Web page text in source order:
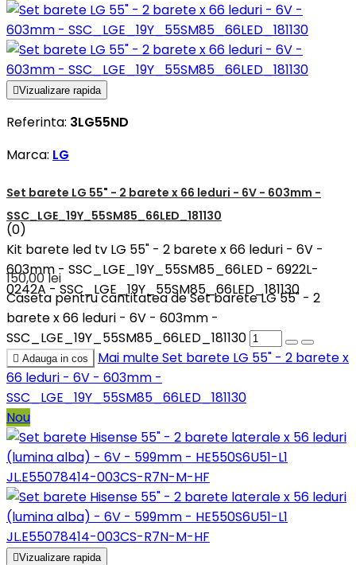
Vizualizare rapida
Referinta: 3LG55ND
Marca: LG
Set barete LG 55" - 2 barete x 66 leduri - 6V - 603mm -
SSC_LGE_19Y_55SM85_66LED_181130
(0)
Kit barete led tv LG 55" - 2 barete x 66 leduri - 6V -
603mm - SSC_LGE_19Y_55SM85_66LED - 6922L-
0242A - SSC_LGE_19Y_55SM85_66LED_181130
150,00 lei
Caseta pentru cantitatea de Set barete LG 55" - 2
barete x 66 leduri - 6V - 603mm -
SSC_LGE_19Y_55SM85_66LED_181130
 Adauga in cos Mai multeSet barete LG 55" - 2 barete x
66 leduri - 6V - 603mm -
SSC_LGE_19Y_55SM85_66LED_181130
Nou
Vizualizare rapida